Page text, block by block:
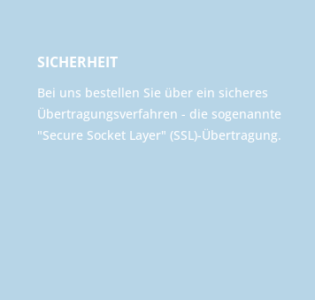
SICHERHEIT
Bei uns bestellen Sie über ein sicheres
Übertragungsverfahren - die sogenannte
"Secure Socket Layer" (SSL)-Übertragung.